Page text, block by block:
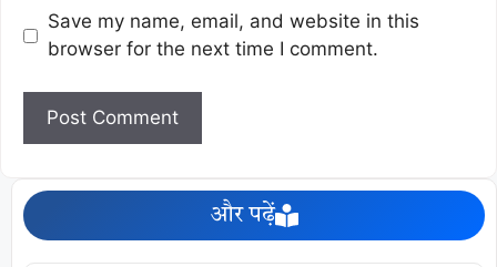
Save my name, email, and website in this
browser for the next time I comment.
और पढ़ें